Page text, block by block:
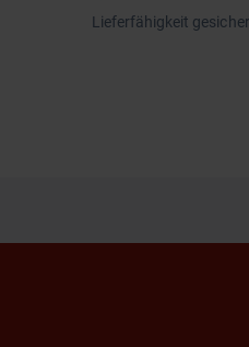
Lieferfähigkeit